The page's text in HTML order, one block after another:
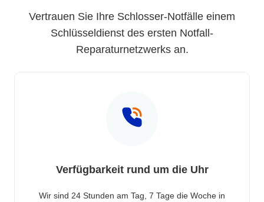
Vertrauen Sie Ihre Schlosser-Notfälle einem
Schlüsseldienst des ersten Notfall-
Reparaturnetzwerks an.
Verfügbarkeit rund um die Uhr
Wir sind 24 Stunden am Tag, 7 Tage die Woche in